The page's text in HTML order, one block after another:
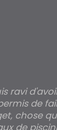
ravi
de
chose
de